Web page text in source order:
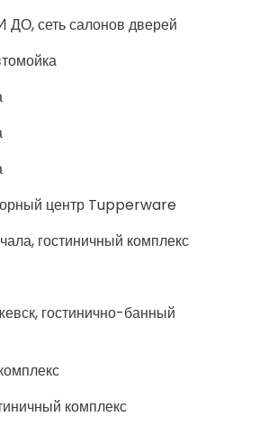
сеть салонов дверей
центр Tupperware
гостиничный комплекс
гостинично-банный
комплекс